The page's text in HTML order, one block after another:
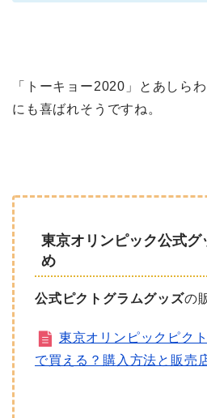
「トーキョー2020」とあしら
にも喜ばれそうですね。
東京オリンピック公式グ
め
公式ピクトグラムグッズの
東京オリンピックピク
で買える？購入方法と販売